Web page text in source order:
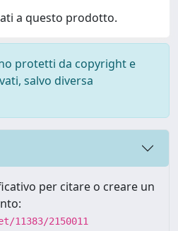
a questo prodotto.
protetti da copyright e
salvo diversa
per citare o creare un
2150011